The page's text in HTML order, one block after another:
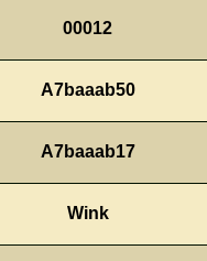
A7baaab50
A7baaab17